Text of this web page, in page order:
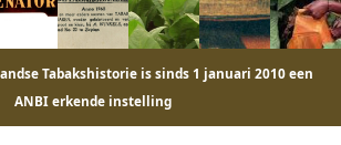
Tabakshistorie is sinds 1 januari 2010 een
ANBI erkende instelling